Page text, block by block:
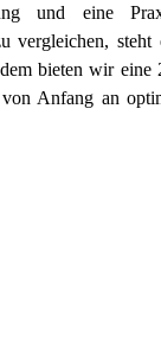
und eine
vergleichen, steht
bieten wir eine
Anfang an